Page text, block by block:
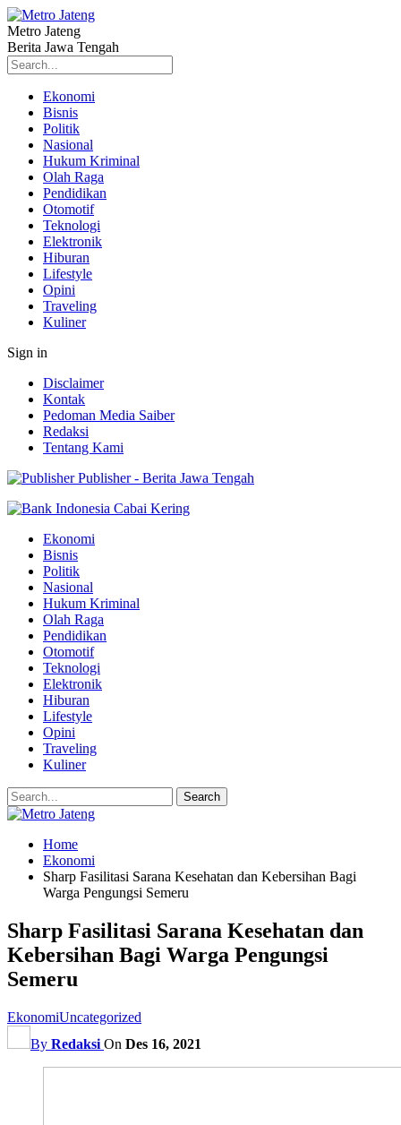
Metro Jateng
Berita Jawa Tengah
Ekonomi
Bisnis
Politik
Nasional
Hukum Kriminal
Olah Raga
Pendidikan
Otomotif
Teknologi
Elektronik
Hiburan
Lifestyle
Opini
Traveling
Kuliner
Sign in
Disclaimer
Kontak
Pedoman Media Saiber
Redaksi
Tentang Kami
Publisher - Berita Jawa Tengah
Ekonomi
Bisnis
Politik
Nasional
Hukum Kriminal
Olah Raga
Pendidikan
Otomotif
Teknologi
Elektronik
Hiburan
Lifestyle
Opini
Traveling
Kuliner
Home
Ekonomi
Sharp Fasilitasi Sarana Kesehatan dan Kebersihan Bagi
Warga Pengungsi Semeru
Sharp Fasilitasi Sarana Kesehatan dan
Kebersihan Bagi Warga Pengungsi
Semeru
EkonomiUncategorized
By Redaksi On Des 16, 2021